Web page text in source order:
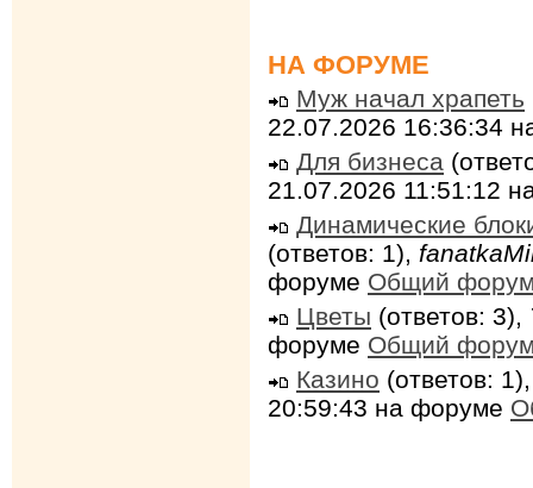
НА ФОРУМЕ
Муж начал храпеть
22.07.2026 16:36:34
Для бизнеса
21.07.2026 11:51:12
Динамические
(ответов: 1),
форуме Общий
Цветы (ответов: 3),
форуме Общий
Казино (ответов:
20:59:43 на форуме